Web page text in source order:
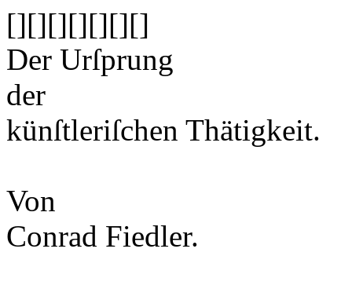
[][][][][][][]
Der Urſprung
der
künſtleriſchen Thätigkeit.
Von
Conrad Fiedler.